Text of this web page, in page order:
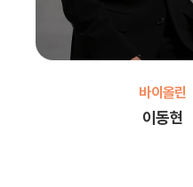
바이올린
이동현